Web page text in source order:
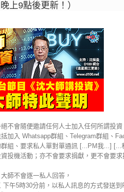
上9點後更新！）
不會隨便邀請任何人士加入任何所謂投資
加入 Whatsapp群組、Telegram群組、
組、要求私人單對單通訊 [...PM我...] [...
投機活動；亦不會要求捐獻，更不會要求
師不會逐一私人回答，
下午5時30分前，以私人訊息的方式發送到